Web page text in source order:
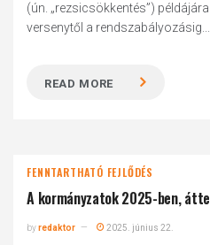
(ún. „rezsicsökkentés”)
versenytől a rendszabályozásig....
READ MORE
FENNTARTHATÓ FEJLŐDÉS
A kormányzatok 2025-ben,
byredaktor 2025. június 22.